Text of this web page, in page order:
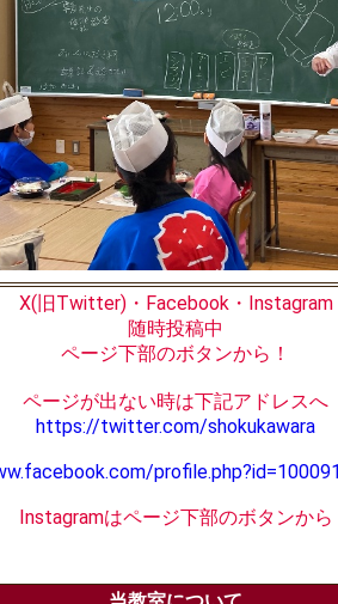
X(旧Twitter)・Facebook・Instagram
随時投稿中
ページ下部のボタンから！
ページが出ない時は下記アドレスへ
https://twitter.com/shokukawara
Instagramはページ下部のボタンから